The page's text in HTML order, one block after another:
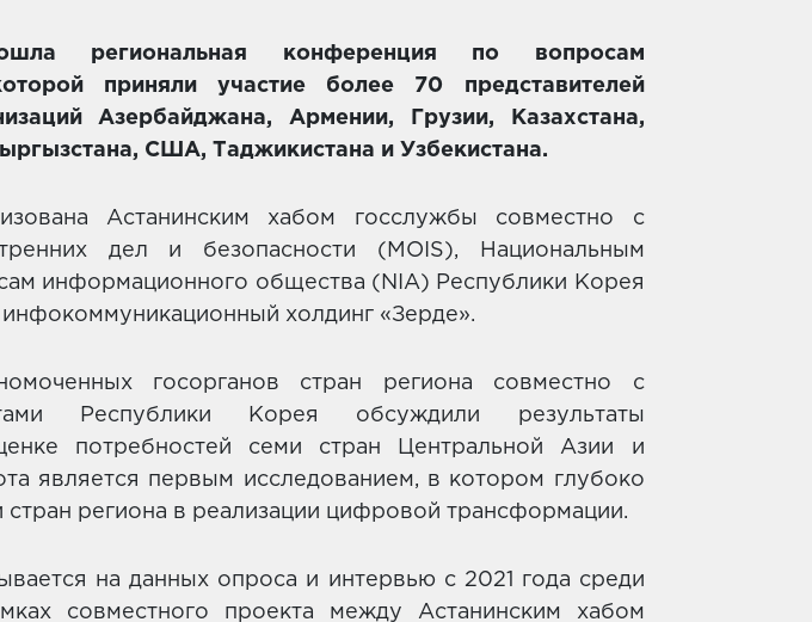
региональная конференция по вопросам
приняли участие более 70 представителей
Азербайджана, Армении, Грузии, Казахстана,
США, Таджикистана и Узбекистана.
Астанинским хабом госслужбы совместно с
дел и безопасности (MOIS), Национальным
информационного общества (NIA) Республики Корея
холдинг «Зерде».
госорганов стран региона совместно с
Республики Корея обсуждили результаты
потребностей семи стран Центральной Азии и
является первым исследованием, в котором глубоко
стран региона в реализации цифровой трансформации.
на данных опроса и интервью с 2021 года среди
совместного проекта между Астанинским хабом